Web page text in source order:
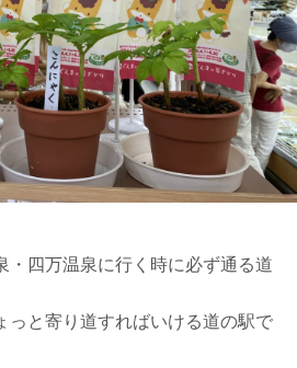
・四万温泉に行く時に必ず通る道
っと寄り道すればいける道の駅で